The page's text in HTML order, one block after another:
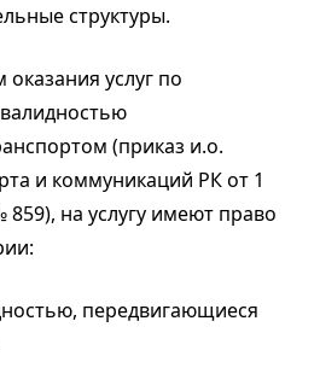
структуры.
услуг по
(приказ и.о.
и коммуникаций РК от 1
на услугу имеют право
передвигающиеся